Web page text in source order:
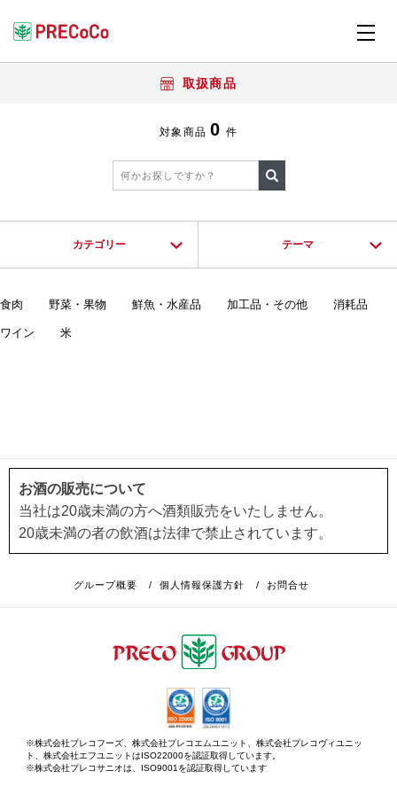
取扱商品
対象商品 0 件
カテゴリー テーマ
食肉 野菜・果物 鮮魚・水産品 加工品・その他 消耗品
ワイン 米
お酒の販売について
当社は20歳未満の方へ酒類販売をいたしません。
20歳未満の者の飲酒は法律で禁止されています。
グループ概要 / 個人情報保護方針 / お問合せ
※株式会社プレコフーズ、株式会社プレコエムユニット、株式会社プレコヴィユニッ
ト、株式会社エフユニットはISO22000を認証取得しています。
※株式会社プレコサニオは、ISO9001を認証取得しています